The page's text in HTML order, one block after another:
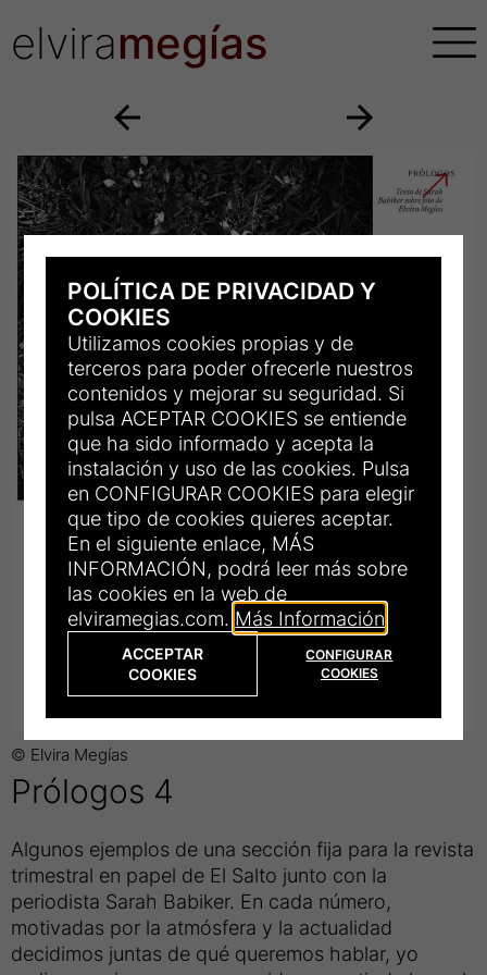
elviramegías
Título
de
la
fotograrfía:
Prólogos 4
Algunos ejemplos de una sección fija para la revista
trimestral en papel de El Salto junto con la
periodista Sarah Babiker. En cada número,
motivadas por la atmósfera y la actualidad
decidimos juntas de qué queremos hablar, yo
© Elvira Megías
POLÍTICA DE PRIVACIDAD Y
COOKIES
Utilizamos cookies propias y de
terceros para poder ofrecerle nuestros
contenidos y mejorar su seguridad. Si
pulsa ACEPTAR COOKIES se entiende
que ha sido informado y acepta la
instalación y uso de las cookies. Pulsa
en CONFIGURAR COOKIES para elegir
que tipo de cookies quieres aceptar.
En el siguiente enlace, MÁS
INFORMACIÓN, podrá leer más sobre
las cookies en la web de
elviramegias.com. Más Información
ACCEPTAR
COOKIES
CONFIGURAR
COOKIES